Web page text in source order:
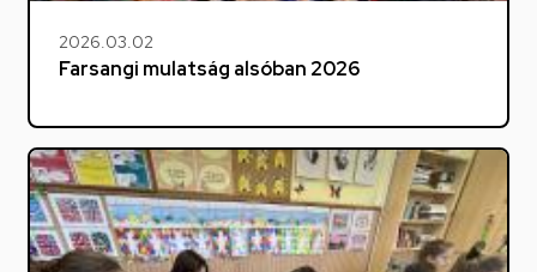
2026.03.02
Farsangi mulatság alsóban 2026